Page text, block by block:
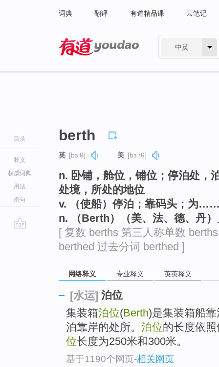
词典 翻译 有道精品课 云笔记
中英
目录
释义
权威词典
用法
例句
berth
英 [bɜːθ] 美 [bɜːrθ]
n. 卧铺，舱位，铺位；停泊处，
处境，所处的地位
v. （使船）停泊；靠码头；为
n. （Berth）（美、法、德、丹
[ 复数 berths 第三人称单数
berthed 过去分词 berthed ]
网络释义 专业释义 英英释义
[水运] 泊位
集装箱泊位(Berth)是集装箱船
泊靠岸的处所。 泊位的长度依
位长度为250米和300米。
基于1190个网页-相关网页